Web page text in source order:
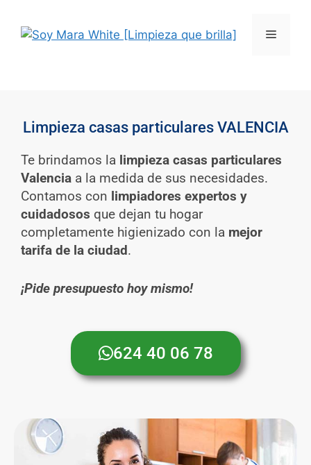
Limpieza casas particulares VALENCIA
Te brindamos la limpieza casas particulares
Valencia a la medida de sus necesidades.
Contamos con limpiadores expertos y
cuidadosos que dejan tu hogar
completamente higienizado con la mejor
tarifa de la ciudad.
¡Pide presupuesto hoy mismo!
624 40 06 78